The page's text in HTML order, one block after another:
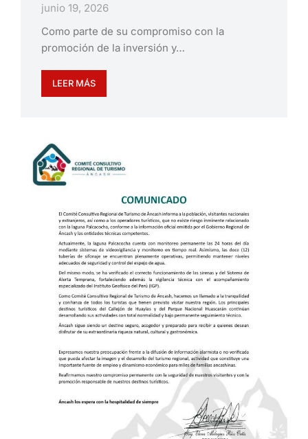
junio 19, 2026
Como parte de su compromiso con la
promoción de la inversión y…
LEER MÁS